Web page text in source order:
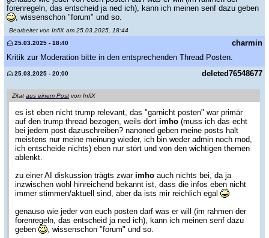
forenregeln, das entscheid ja ned ich), kann ich meinen senf dazu geben
, wissenschon "forum" und so.
Bearbeitet von InfiX am 25.03.2025, 18:44
charmin
25.03.2025 - 18:40
Kritik zur Moderation bitte in den entsprechenden Thread Posten.
deleted76548677
25.03.2025 - 20:00
Zitat aus einem Post von InfiX
es ist eben nicht trump relevant, das "garnicht posten" war primär
auf den trump thread bezogen, weils dort imho (muss ich das echt
bei jedem post dazuschreiben? nanoned geben meine posts halt
meistens nur meine meinung wieder, ich bin weder admin noch mod,
ich entscheide nichts) eben nur stört und von den wichtigen themen
ablenkt.
zu einer AI diskussion trägts zwar imho auch nichts bei, da ja
inzwischen wohl hinreichend bekannt ist, dass die infos eben nicht
immer stimmen/aktuell sind, aber da ists mir reichlich egal
genauso wie jeder von euch posten darf was er will (im rahmen der
forenregeln, das entscheid ja ned ich), kann ich meinen senf dazu
geben
, wissenschon "forum" und so.